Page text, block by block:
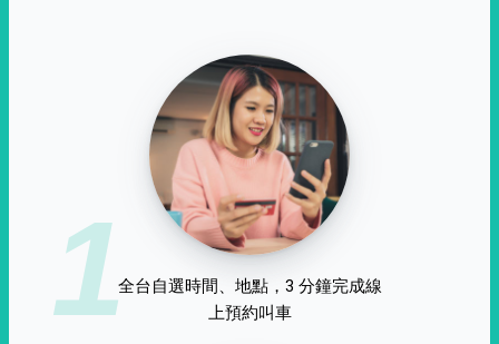
1全台自選時間、地點，3 分鐘完成線
上預約叫車